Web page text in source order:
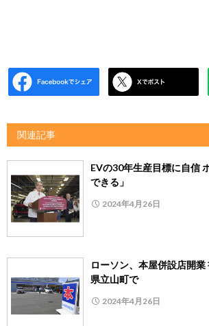
関連記事
EVの30年生産目標に自信
できる」
2024年4月26日
ローソン、本屋併設店開業
県立山町で
2024年4月26日